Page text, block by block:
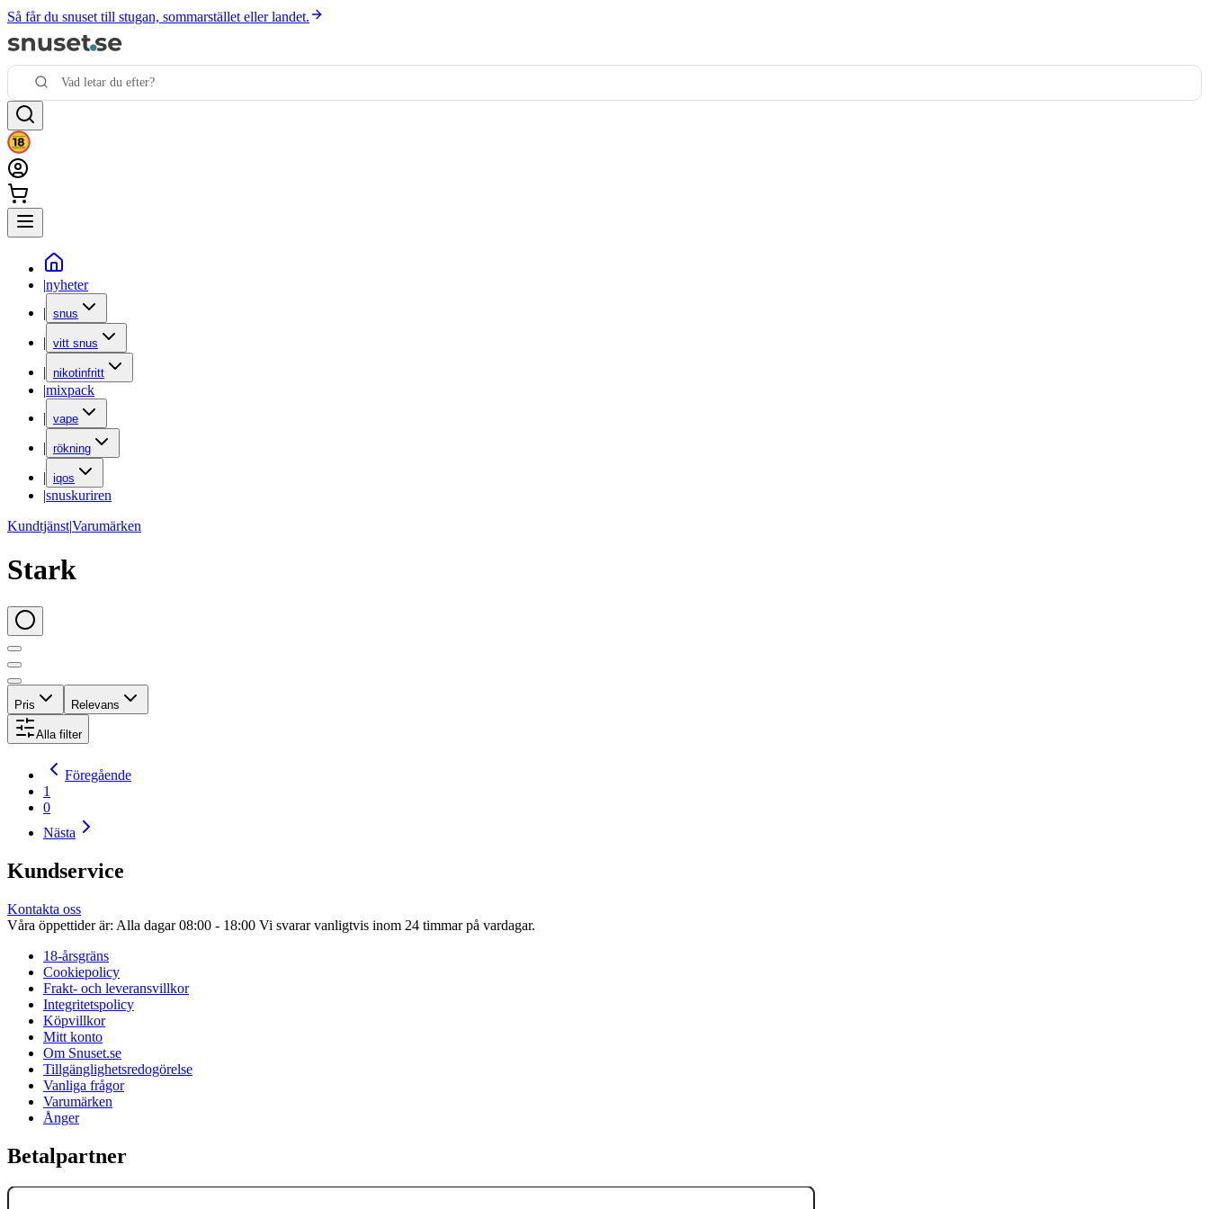
Så får du snuset till stugan, sommarstället eller landet.
|nyheter
| snus
| vitt snus
| nikotinfritt
|mixpack
| vape
| rökning
| iqos
|snuskuriren
Kundtjänst|Varumärken
Stark
Pris Relevans
Alla filter
Föregående
1
0
Nästa
Kundservice
Kontakta oss
Våra öppettider är: Alla dagar 08:00 - 18:00 Vi svarar vanligtvis inom 24 timmar på vardagar.
18-årsgräns
Cookiepolicy
Frakt- och leveransvillkor
Integritetspolicy
Köpvillkor
Mitt konto
Om Snuset.se
Tillgänglighetsredogörelse
Vanliga frågor
Varumärken
Ånger
Betalpartner